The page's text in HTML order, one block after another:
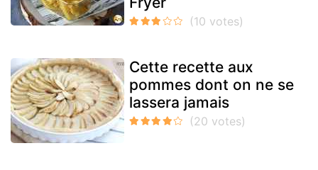
Cette recette aux
pommes dont on ne se
lassera jamais